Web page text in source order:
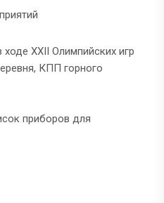
XXII Олимпийских игр
КПП горного
приборов для